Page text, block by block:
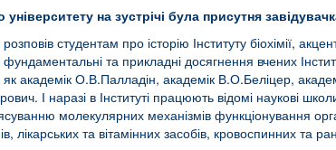
університету на зустрічі була присутня
студентам про історію Інституту біохімії,
та прикладні досягнення вчених
як академік О.В.Палладін, академік В.О.Беліцер,
І наразі в Інституті працюють відомі наукові
молекулярних механізмів функціонування
лікарських та вітамінних засобів, кровоспинних та